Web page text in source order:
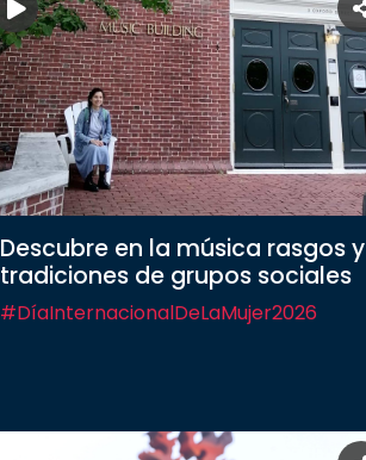
Descubre en la música rasgos y
tradiciones de grupos sociales
#DíaInternacionalDeLaMujer2026